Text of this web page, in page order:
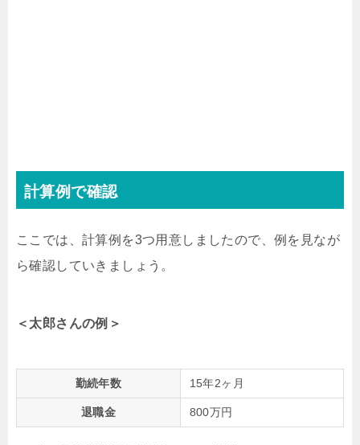
計算例で確認
ここでは、計算例を3つ用意しましたので、例を見なが
ら確認していきましょう。
＜太郎さんの例＞
勤続年数 15年2ヶ月
退職金 800万円